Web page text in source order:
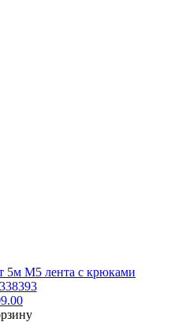
5м М5 лента с крюками